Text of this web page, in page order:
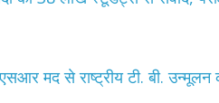
मद से राष्ट्रीय टी. बी.